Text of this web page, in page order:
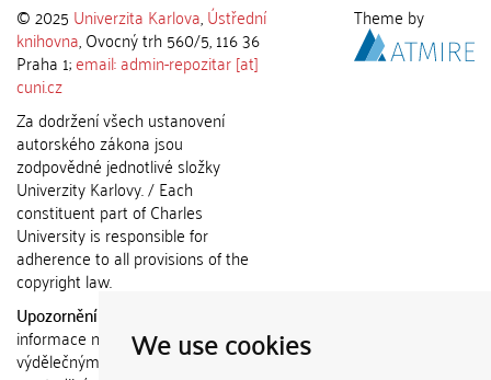
We use cookies
© 2025 Univerzita Karlova,Ústřední
knihovna, Ovocný trh 560/5, 116 36
Praha 1;email: admin-repozitar [at]
cuni.cz
Za dodržení všech ustanovení
autorského zákona jsou
zodpovědné jednotlivé složky
Univerzity Karlovy. / Each
constituent part of Charles
University is responsible for
adherence to all provisions of the
copyright law.
Upozornění / Notice:
informace nemohou být použity k
výdělečným účelům nebo vydávány
Theme by